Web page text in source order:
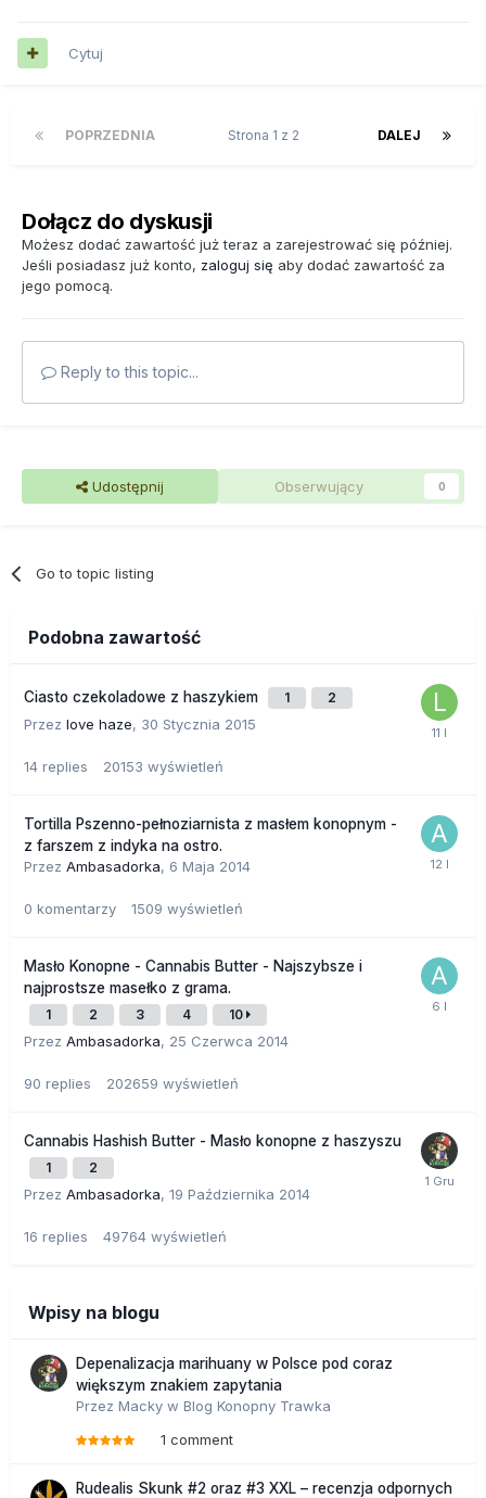
Cytuj
POPRZEDNIA DALEJ
Strona 1 z 2
Dołącz do dyskusji
Możesz dodać zawartość już teraz a zarejestrować się później.
Jeśli posiadasz już konto, zaloguj się aby dodać zawartość za
jego pomocą.
Reply to this topic...
Udostępnij Obserwujący 0
Go to topic listing
Podobna zawartość
Ciasto czekoladowe z haszykiem 1 2
Przez love haze, 30 Stycznia 2015
14 replies 20153 wyświetleń
Tortilla Pszenno-pełnoziarnista z masłem konopnym -
z farszem z indyka na ostro.
Przez Ambasadorka, 6 Maja 2014
0 komentarzy 1509 wyświetleń
Masło Konopne - Cannabis Butter - Najszybsze i
najprostsze masełko z grama.
1 2 3 4 10
Przez Ambasadorka, 25 Czerwca 2014
90 replies 202659 wyświetleń
Cannabis Hashish Butter - Masło konopne z haszyszu
1 2
Przez Ambasadorka, 19 Października 2014
16 replies 49764 wyświetleń
Wpisy na blogu
Depenalizacja marihuany w Polsce pod coraz
większym znakiem zapytania
Przez Macky w Blog Konopny Trawka
1 comment
Rudealis Skunk #2 oraz #3 XXL – recenzja odpornych